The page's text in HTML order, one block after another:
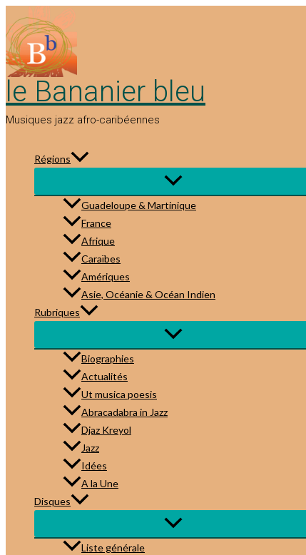
au
contenu
le Bananier bleu
Musiques jazz afro-caribéennes
Régions
Guadeloupe & Martinique
France
Afrique
Caraïbes
Amériques
Asie, Océanie & Océan Indien
Rubriques
Biographies
Actualités
Ut musica poesis
Abracadabra in Jazz
Djaz Kreyol
Jazz
Idées
A la Une
Disques
Liste générale